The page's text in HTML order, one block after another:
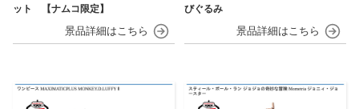
ット 【ナムコ限定】
びぐるみ